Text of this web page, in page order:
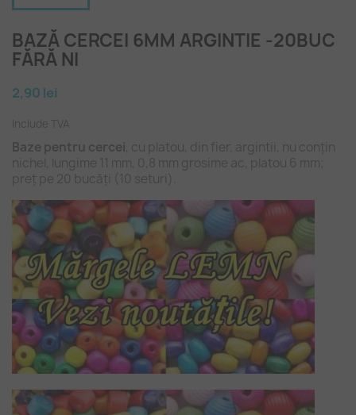
BAZĂ CERCEI 6MM ARGINTIE -20BUC
FĂRĂ NI
2,90 lei
Include TVA
Baze pentru cercei, cu platou, din fier, argintii, nu conțin
nichel, lungime 11 mm, 0,8 mm grosime ac, platou 6 mm;
preț pe 20 bucăți (10 seturi).